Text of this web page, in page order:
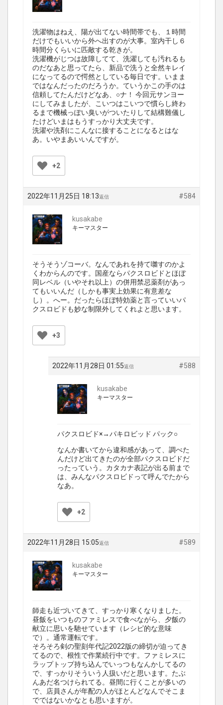
洗濯物はねえ、陽が出てない時間帯でも、１時間
だけでもいいから外へ出すのが大事。室内干し６
時間分くらいに匹敵する乾きが。
洗濯機がじつは故障してて、洗濯しても汚れるも
のだなあと思ってたら、新品で洗うと全然キレイ
になってるので愕然としている毎日です。いまま
ではなんだったのだろうか。ていうかこの手のは
信頼してたんだけどなあ、○ナ！ 今回元サンヨー
にしてみましたが、こいつはこいつで慣らし終わ
るまで機械っぽい臭いがついたりして結構難儀し
たけどいまはもうすっかり大丈夫です。
洗濯や洗剤にこんなに接することになるとはな
あ。いやまあいいんですが。
+2
2022年11月25日 18:13 #584
返信
kusakabe
キーマスター
そうそうゾコーバ。なんであれを持て囃すのかよ
くわからんのです。国産ならパクスロビドとほぼ
同レベル（いやそれ以上）の併用禁忌薬剤があっ
てもいいんだ（しかも事実上効果に有意差な
し）。へー。だったらほぼ特効薬と言っていいパ
クスロビドも妙な制限外してくれよと思います。
+3
2022年11月28日 01:55 #588
返信
kusakabe
キーマスター
パクスロビド×→パキロビッド パック○
なんか書いてから違和感があって、調べた
んだけど出てきたのが全部パクスロビドだ
ったっていう。カタカナ表記が出る前まで
は、みんなパクスロビドって呼んでたから
なあ。
+2
2022年11月28日 15:05 #589
返信
kusakabe
キーマスター
師走も近づいてきて、すっかり寒くなりました。
昼飯をいつものファミレスで食べながら、夕飯の
献立に思いを馳せています（レシピ的な意味
で）。通常運転です。
そろそろ剣の聖刻年代記2022版の締切が迫ってき
てるので、根性で作業続行中です。ファミレスに
ラップトップ持ち込んでいっつもなんかしてるの
で、すっかりそういう人扱いだと思います。たぶ
んあだ名つけられてる。昼間に行くことが多いの
で、店員さんが年配の人がほとんどなんでそこま
でではないかなとも思いますが。